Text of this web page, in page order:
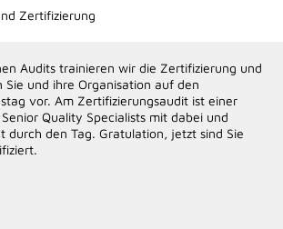
Zertifizierung
Audits trainieren wir die Zertifizierung und
Sie und ihre Organisation auf den
vor. Am Zertifizierungsaudit ist einer
Quality Specialists mit dabei und
durch den Tag. Gratulation, jetzt sind Sie